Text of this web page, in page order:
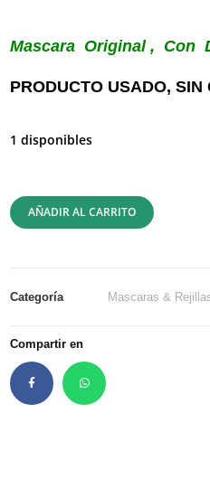
Mascara Original , Con
PRODUCTO USADO, SIN
1 disponibles
AÑADIR AL CARRITO
Categoría Mascaras &
Compartir en